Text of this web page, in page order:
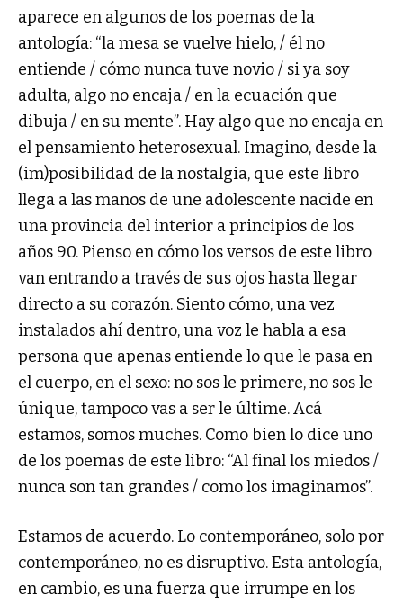
aparece en algunos de los poemas de la
antología: “la mesa se vuelve hielo, / él no
entiende / cómo nunca tuve novio / si ya soy
adulta, algo no encaja / en la ecuación que
dibuja / en su mente”. Hay algo que no encaja en
el pensamiento heterosexual. Imagino, desde la
(im)posibilidad de la nostalgia, que este libro
llega a las manos de une adolescente nacide en
una provincia del interior a principios de los
años 90. Pienso en cómo los versos de este libro
van entrando a través de sus ojos hasta llegar
directo a su corazón. Siento cómo, una vez
instalados ahí dentro, una voz le habla a esa
persona que apenas entiende lo que le pasa en
el cuerpo, en el sexo: no sos le primere, no sos le
únique, tampoco vas a ser le últime. Acá
estamos, somos muches. Como bien lo dice uno
de los poemas de este libro: “Al final los miedos /
nunca son tan grandes / como los imaginamos”.
Estamos de acuerdo. Lo contemporáneo, solo por
contemporáneo, no es disruptivo. Esta antología,
en cambio, es una fuerza que irrumpe en los